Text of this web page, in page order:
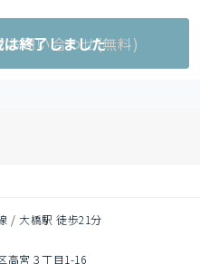
問い合わせ(無料)
終了しました
/ 大橋駅 徒歩21分
高宮３丁目1-16